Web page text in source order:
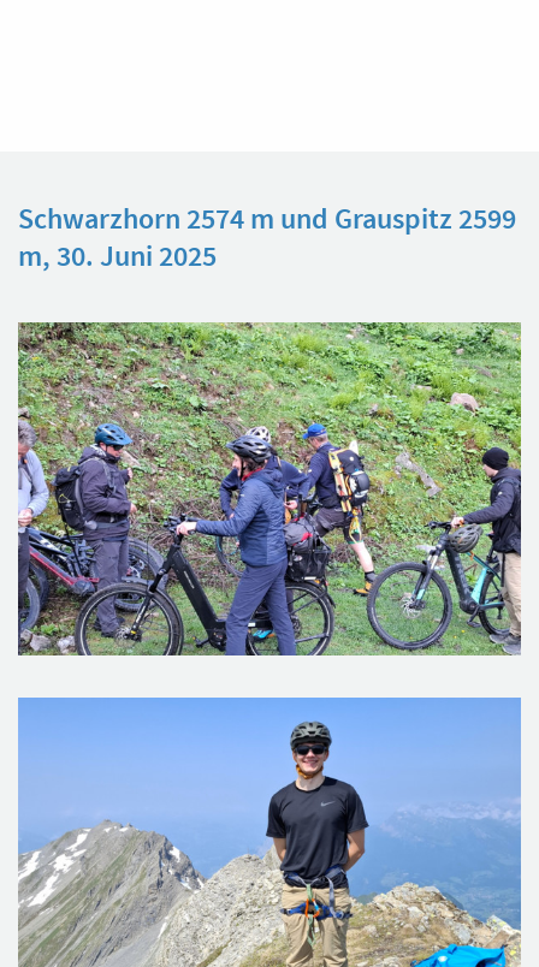
Schwarzhorn 2574 m und Grauspitz 2599
m, 30. Juni 2025